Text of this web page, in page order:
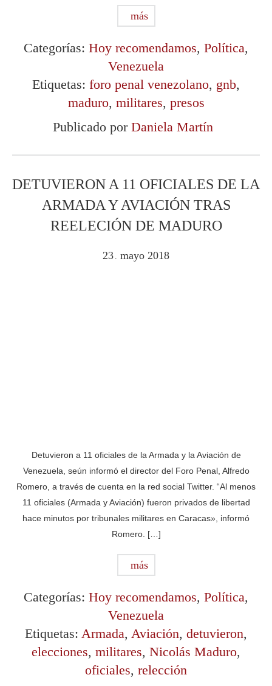
más
Categorías: Hoy recomendamos, Política,
Venezuela
Etiquetas: foro penal venezolano, gnb,
maduro, militares, presos
Publicado por Daniela Martín
DETUVIERON A 11 OFICIALES DE LA
ARMADA Y AVIACIÓN TRAS
REELECIÓN DE MADURO
23 . mayo 2018
Detuvieron a 11 oficiales de la Armada y la Aviación de
Venezuela, seún informó el director del Foro Penal, Alfredo
Romero, a través de cuenta en la red social Twitter. “Al menos
11 oficiales (Armada y Aviación) fueron privados de libertad
hace minutos por tribunales militares en Caracas», informó
Romero. […]
más
Categorías: Hoy recomendamos, Política,
Venezuela
Etiquetas: Armada, Aviación, detuvieron,
elecciones, militares, Nicolás Maduro,
oficiales, relección